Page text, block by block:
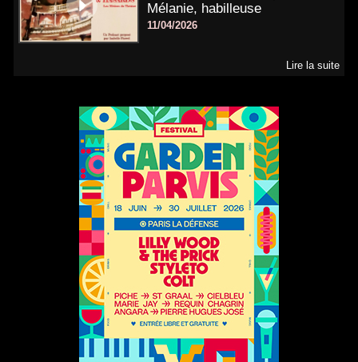
Mélanie, habilleuse
11/04/2026
Lire la suite